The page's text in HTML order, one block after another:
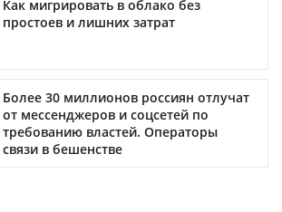
Как мигрировать в облако без
простоев и лишних затрат
Более 30 миллионов россиян отлучат
от мессенджеров и соцсетей по
требованию властей. Операторы
связи в бешенстве